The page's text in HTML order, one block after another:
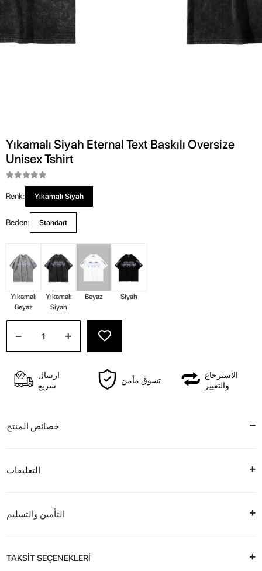
Yıkamalı Siyah Eternal Text Baskılı Oversize
Unisex Tshirt
Renk: Yıkamalı Siyah
Beden: Standart
Yıkamalı
Beyaz
Yıkamalı
Siyah
Beyaz Siyah
ارسال
سريع
تسوق مأمن
الاسترجاع
والتغيير
خصائص المنتج
التعليقات
التأمين والتسليم
TAKSİT SEÇENEKLERİ